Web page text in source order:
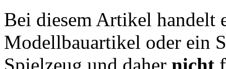
Bei diesem Artikel handelt
Modellbauartikel oder ein
Spielzeug und daher nicht